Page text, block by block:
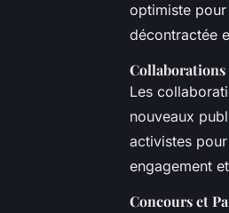
optimiste
décontractée
Collaborations
Les
nouveaux
activistes
engagement
Concours et